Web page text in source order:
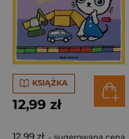
KSIĄŻKA
12,99 zł
12,99 zł - sugerowana cena